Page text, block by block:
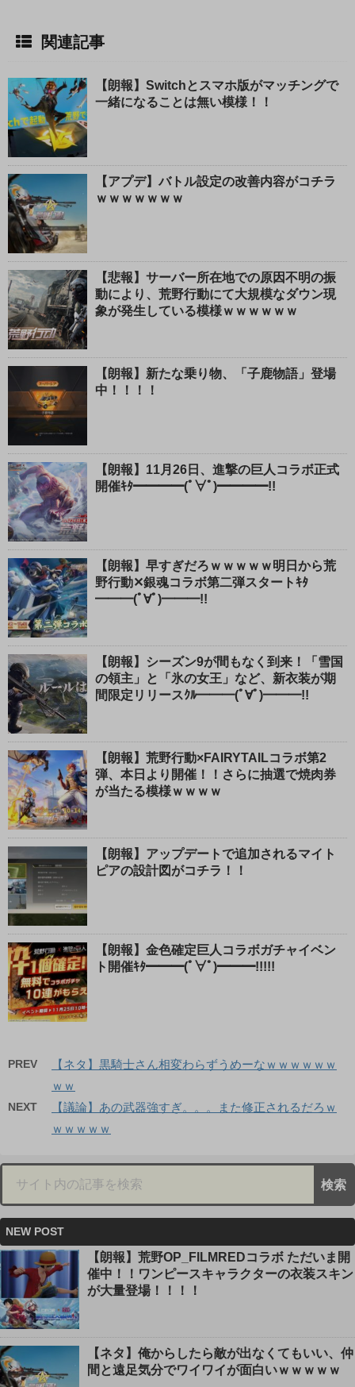
関連記事
【朗報】Switchとスマホ版がマッチングで
一緒になることは無い模様！！
【アプデ】バトル設定の改善内容がコチラ
ｗｗｗｗｗｗｗ
【悲報】サーバー所在地での原因不明の振
動により、荒野行動にて大規模なダウン現
象が発生している模様ｗｗｗｗｗｗ
【朗報】新たな乗り物、「子鹿物語」登場
中！！！！
【朗報】11月26日、進撃の巨人コラボ正式
開催ｷﾀ━━━━(ﾟ∀ﾟ)━━━━!!
【朗報】早すぎだろｗｗｗｗｗ明日から荒
野行動✕銀魂コラボ第二弾スタートｷﾀ
━━━(ﾟ∀ﾟ)━━━!!
【朗報】シーズン9が間もなく到来！「雪国
の領主」と「氷の女王」など、新衣装が期
間限定リリースｸﾙ━━━(ﾟ∀ﾟ)━━━!!
【朗報】荒野行動×FAIRYTAILコラボ第2
弾、本日より開催！！さらに抽選で焼肉券
が当たる模様ｗｗｗｗ
【朗報】アップデートで追加されるマイト
ピアの設計図がコチラ！！
【朗報】金色確定巨人コラボガチャイベン
ト開催ｷﾀ━━━(ﾟ∀ﾟ)━━━!!!!!
PREV
【ネタ】黒騎士さん相変わらずうめーなｗｗｗｗｗｗ
ｗｗ
NEXT
【議論】あの武器強すぎ。。。また修正されるだろｗ
ｗｗｗｗｗ
NEW POST
【朗報】荒野OP_FILMREDコラボ ただいま開
催中！！ワンピースキャラクターの衣装スキン
が大量登場！！！！
【ネタ】俺からしたら敵が出なくてもいい、仲
間と遠足気分でワイワイが面白いｗｗｗｗｗ